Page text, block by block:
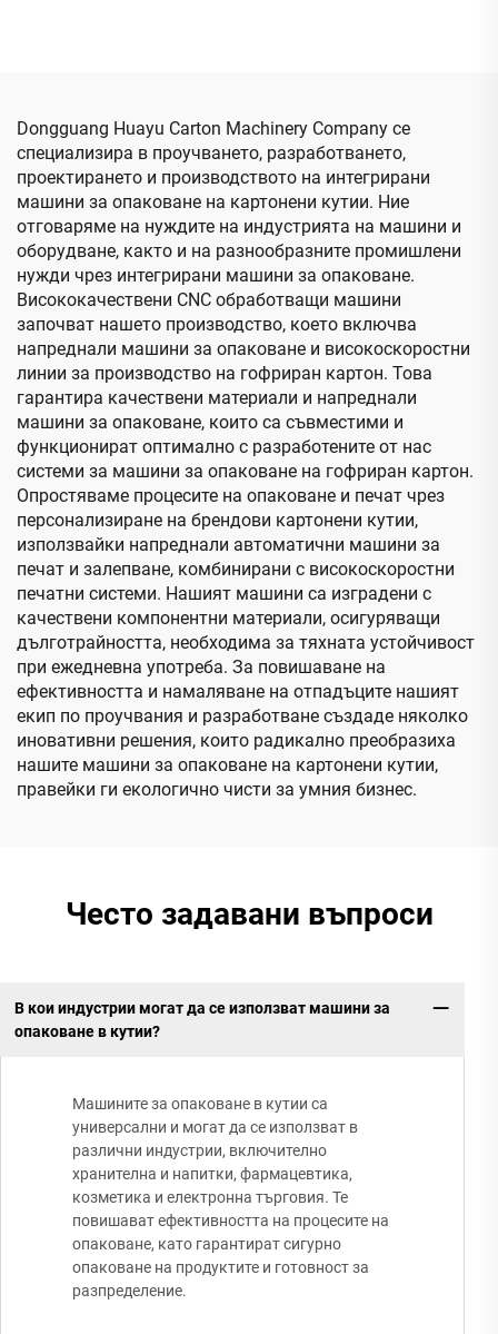
транспортиране надолу
печатане)
Dongguang Huayu Carton Machinery Company се
специализира в проучването, разработването,
проектирането и производството на интегрирани
машини за опаковане на картонени кутии. Ние
отговаряме на нуждите на индустрията на машини и
оборудване, както и на разнообразните промишлени
нужди чрез интегрирани машини за опаковане.
Висококачествени CNC обработващи машини
започват нашето производство, което включва
напреднали машини за опаковане и високоскоростни
линии за производство на гофриран картон. Това
гарантира качествени материали и напреднали
машини за опаковане, които са съвместими и
функционират оптимално с разработените от нас
системи за машини за опаковане на гофриран картон.
Опростяваме процесите на опаковане и печат чрез
персонализиране на брендови картонени кутии,
използвайки напреднали автоматични машини за
печат и залепване, комбинирани с високоскоростни
печатни системи. Нашият машини са изградени с
качествени компонентни материали, осигуряващи
дълготрайността, необходима за тяхната устойчивост
при ежедневна употреба. За повишаване на
ефективността и намаляване на отпадъците нашият
екип по проучвания и разработване създаде няколко
иновативни решения, които радикално преобразиха
нашите машини за опаковане на картонени кутии,
правейки ги екологично чисти за умния бизнес.
Често задавани въпроси
В кои индустрии могат да се използват машини за
опаковане в кутии?
Машините за опаковане в кутии са
универсални и могат да се използват в
различни индустрии, включително
хранителна и напитки, фармацевтика,
козметика и електронна търговия. Те
повишават ефективността на процесите на
опаковане, като гарантират сигурно
опаковане на продуктите и готовност за
разпределение.